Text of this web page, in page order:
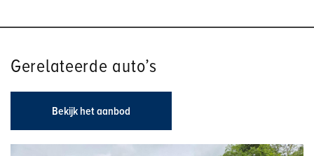
Gerelateerde auto’s
Bekijk het aanbod